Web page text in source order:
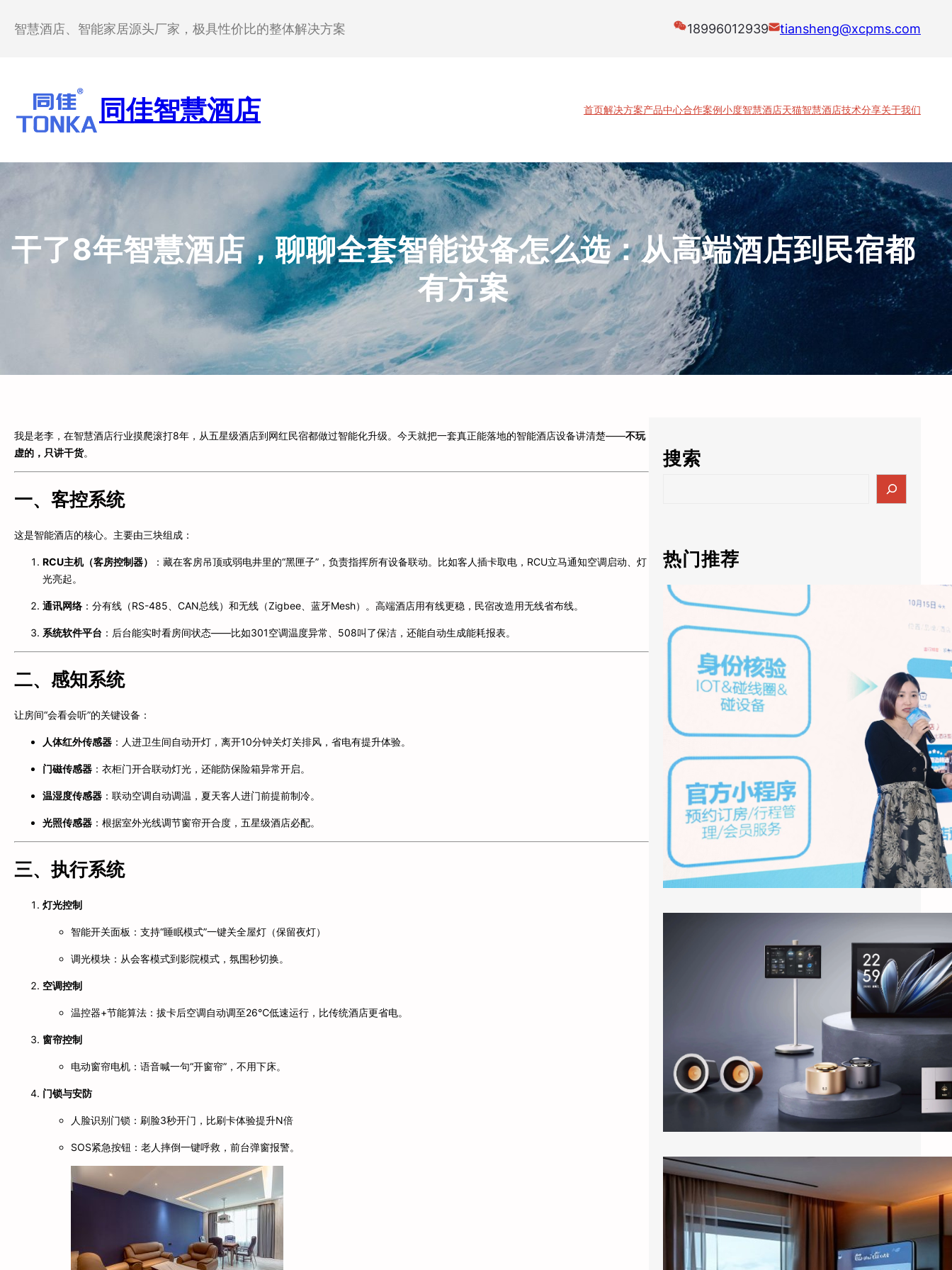
智慧酒店、智能家居源头厂家，极具性价比的整体解决方案 18996012939 tiansheng@xcpms.com
同佳智慧酒店 首页解决方案产品中心合作案例小度智慧酒店天猫智慧酒店技术分享关于我们
干了8年智慧酒店，聊聊全套智能设备怎么选：从高端酒店到民宿都
有方案
我是老李，在智慧酒店行业摸爬滚打8年，从五星级酒店到网红民宿都做过智能化升级。今天就把一套真正能落地的智能酒店设备讲清楚——不玩
虚的，只讲干货。
一、客控系统
这是智能酒店的核心。主要由三块组成：
RCU主机（客房控制器）
：藏在客房吊顶或弱电井里的“黑匣子”，负责指挥所有设备联动。比如客人插卡取电，RCU立马通知空调启动、灯
光亮起。
通讯网络 ：分有线（RS-485、CAN总线）和无线（Zigbee、蓝牙Mesh）。高端酒店用有线更稳，民宿改造用无线省布线。
系统软件平台 ：后台能实时看房间状态——比如301空调温度异常、508叫了保洁，还能自动生成能耗报表。
二、感知系统
让房间“会看会听”的关键设备：
人体红外传感器 ：人进卫生间自动开灯，离开10分钟关灯关排风，省电有提升体验。
门磁传感器 ：衣柜门开合联动灯光，还能防保险箱异常开启。
温湿度传感器 ：联动空调自动调温，夏天客人进门前提前制冷。
光照传感器 ：根据室外光线调节窗帘开合度，五星级酒店必配。
三、执行系统
灯光控制
智能开关面板：支持“睡眠模式”一键关全屋灯（保留夜灯）
调光模块：从会客模式到影院模式，氛围秒切换。
空调控制
温控器+节能算法：拔卡后空调自动调至26℃低速运行，比传统酒店更省电。
窗帘控制
电动窗帘电机：语音喊一句“开窗帘”，不用下床。
门锁与安防
人脸识别门锁：刷脸3秒开门，比刷卡体验提升N倍
SOS紧急按钮：老人摔倒一键呼救，前台弹窗报警。
搜索
c
h
热门推荐
2026年3月底，上海国际酒店展E7馆，一场
关于酒店业未来形态的集中展示引发了行业广
泛关注。天猫精灵未来酒店联…
进入酒店客房，客人对着床头柜上的智能音箱
出差住酒店，晚上回到房间，打开电视，50
个频道翻了一遍，最后还是掏出手机看短视
频。这是大多数商务客人的日常。 …